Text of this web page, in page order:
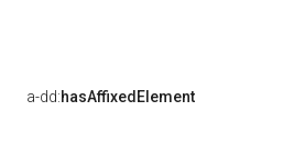
a-dd:hasAffixedElement